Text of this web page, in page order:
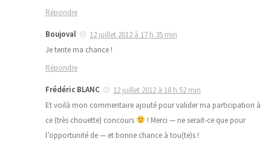
Répondre
Boujoval
12 juillet 2012 à 17 h 35 min
Je tente ma chance !
Répondre
Frédéric BLANC
12 juillet 2012 à 18 h 52 min
Et voilà mon commentaire ajouté pour valider ma participation à
ce (très chouette) concours
! Merci — ne serait-ce que pour
l’opportunité de — et bonne chance à tou(te)s !